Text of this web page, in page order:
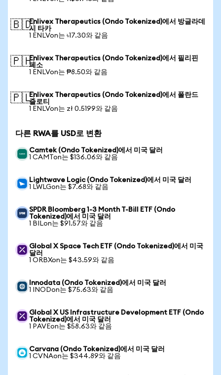
🇧🇩Enlivex Therapeutics (Ondo Tokenized)에서 방글라데
시 타카
1 ENLVon는 ৳17.30와 같음
🇵🇭Enlivex Therapeutics (Ondo Tokenized)에서 필리핀
페소
1 ENLVon는 ₱8.50와 같음
🇵🇱Enlivex Therapeutics (Ondo Tokenized)에서 폴란드
즐로티
1 ENLVon는 zł 0.5199와 같음
다른 RWA를 USD로 변환
Camtek (Ondo Tokenized)에서 미국 달러
1 CAMTon는 $136.06와 같음
Lightwave Logic (Ondo Tokenized)에서 미국 달러
1 LWLGon는 $7.68와 같음
SPDR Bloomberg 1-3 Month T-Bill ETF (Ondo
Tokenized)에서 미국 달러
1 BILon는 $91.57와 같음
Global X Space Tech ETF (Ondo Tokenized)에서 미국
달러
1 ORBXon는 $43.59와 같음
Innodata (Ondo Tokenized)에서 미국 달러
1 INODon는 $75.63와 같음
Global X US Infrastructure Development ETF (Ondo
Tokenized)에서 미국 달러
1 PAVEon는 $58.63와 같음
Carvana (Ondo Tokenized)에서 미국 달러
1 CVNAon는 $344.89와 같음